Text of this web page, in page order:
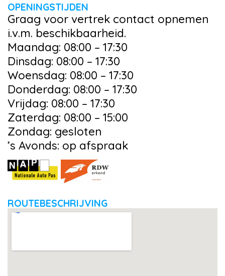
OPENINGSTIJDEN
Graag voor vertrek contact opnemen
i.v.m. beschikbaarheid.
Maandag: 08:00 – 17:30
Dinsdag: 08:00 – 17:30
Woensdag: 08:00 – 17:30
Donderdag: 08:00 – 17:30
Vrijdag: 08:00 – 17:30
Zaterdag: 08:00 – 15:00
Zondag: gesloten
’s Avonds: op afspraak
ROUTEBESCHRIJVING